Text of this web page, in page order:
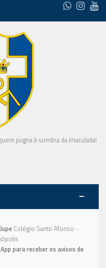
pugna à sombra da Imaculada!
Colégio Santo Afonso -
para receber os avisos de